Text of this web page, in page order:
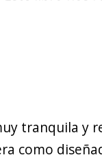
tranquila y
como